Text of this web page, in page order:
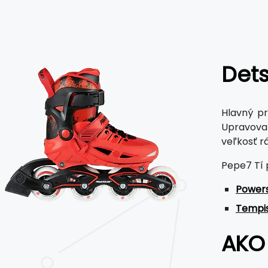
Hlavný
veľkosť
Pepe7 Tí